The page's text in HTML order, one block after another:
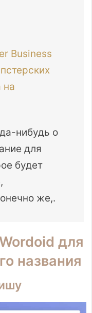
Business
на
нибудь о
для
будет
же,.
для
названия